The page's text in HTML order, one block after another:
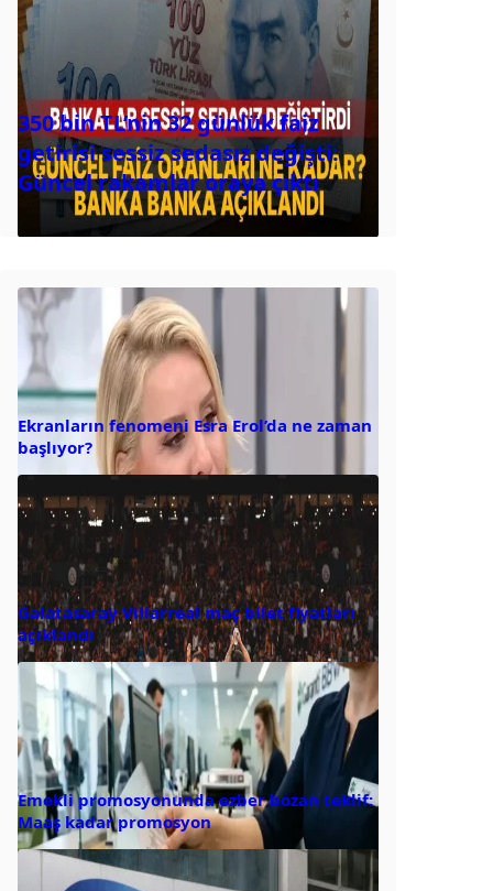
350 bin TL’nin 32 günlük faiz
getirisi sessiz sedasız değişti:
Güncel rakamlar oraya çıktı
Ekranların fenomeni Esra Erol’da ne zaman
başlıyor?
Galatasaray Villarreal maç bilet fiyatları
açıklandı
Emekli promosyonunda ezber bozan teklif:
Maaş kadar promosyon